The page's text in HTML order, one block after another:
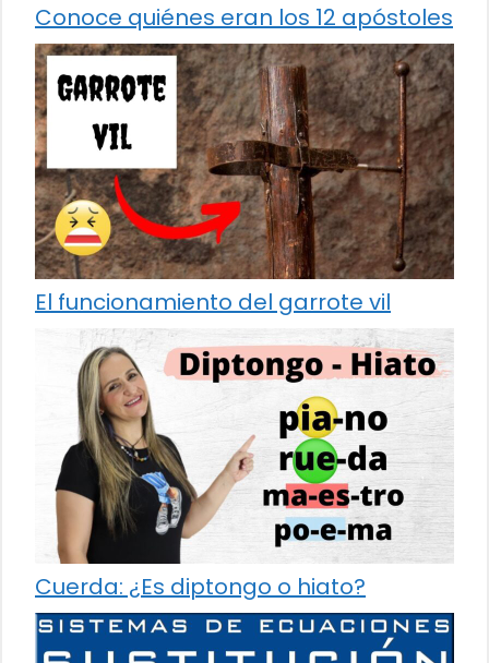
Conoce quiénes eran los 12 apóstoles
El funcionamiento del garrote vil
Cuerda: ¿Es diptongo o hiato?